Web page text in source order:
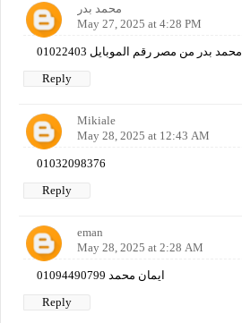
محمد بدر
May 27, 2025 at 4:28 PM
محمد بدر من مصر رقم الموبايل 01022403
Reply
Mikiale
May 28, 2025 at 12:43 AM
01032098376
Reply
eman
May 28, 2025 at 2:28 AM
ايمان محمد 01094490799
Reply